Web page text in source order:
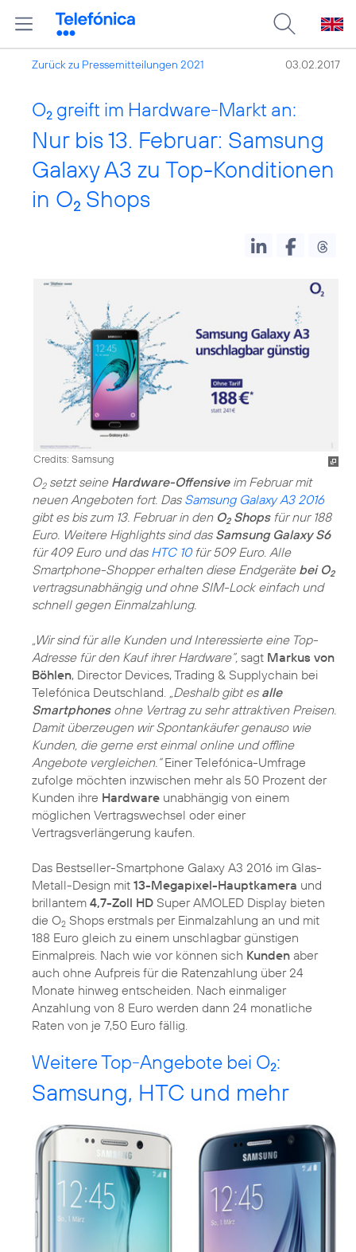
Zurück zu Pressemitteilungen 2021 03.02.2017
O2 greift im Hardware-Markt an:
Nur bis 13. Februar: Samsung
Galaxy A3 zu Top-Konditionen
in O2 Shops
Credits: Samsung
O2setzt seine Hardware-Offensiveim Februar mit
neuen Angeboten fort. Das Samsung Galaxy A3 2016
gibt es bis zum 13. Februar in den O2Shopsfür nur 188
Euro. Weitere Highlights sind das Samsung Galaxy S6
für 409 Euro und das HTC 10für 509 Euro. Alle
Smartphone-Shopper erhalten diese Endgeräte bei O2
vertragsunabhängig und ohne SIM-Lock einfach und
schnell gegen Einmalzahlung.
„Wir sind für alle Kunden und Interessierte eine Top-
Adresse für den Kauf ihrer Hardware“, sagt Markus von
Böhlen, Director Devices, Trading & Supplychain bei
Telefónica Deutschland.
„Deshalb gibt es alle
Smartphonesohne Vertrag zu sehr attraktiven Preisen.
Damit überzeugen wir Spontankäufer genauso wie
Kunden, die gerne erst einmal online und offline
Angebote vergleichen.“Einer Telefónica-Umfrage
zufolge möchten inzwischen mehr als 50 Prozent der
Kunden ihre Hardware unabhängig von einem
möglichen Vertragswechsel oder einer
Vertragsverlängerung kaufen.
Das Bestseller-Smartphone Galaxy A3 2016 im Glas-
Metall-Design mit 13-Megapixel-Hauptkamera und
brillantem 4,7-Zoll HD Super AMOLED Display bieten
die O2 Shops erstmals per Einmalzahlung an und mit
188 Euro gleich zu einem unschlagbar günstigen
Einmalpreis. Nach wie vor können sich Kunden aber
auch ohne Aufpreis für die Ratenzahlung über 24
Monate hinweg entscheiden. Nach einmaliger
Anzahlung von 8 Euro werden dann 24 monatliche
Raten von je 7,50 Euro fällig.
Weitere Top-Angebote bei O2:
Samsung, HTC und mehr